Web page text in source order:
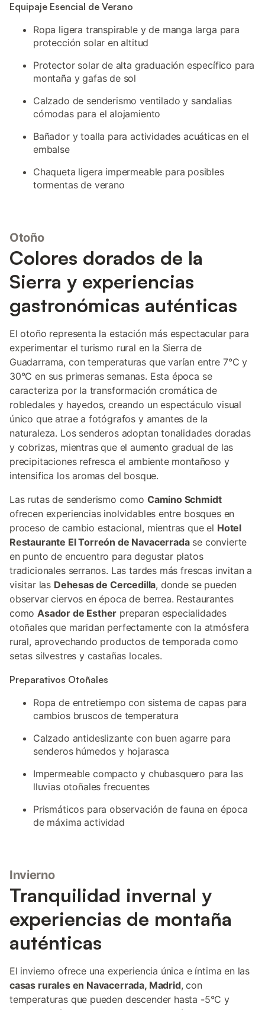
Equipaje Esencial de Verano
Ropa ligera transpirable y de manga larga para
protección solar en altitud
Protector solar de alta graduación específico para
montaña y gafas de sol
Calzado de senderismo ventilado y sandalias
cómodas para el alojamiento
Bañador y toalla para actividades acuáticas en el
embalse
Chaqueta ligera impermeable para posibles
tormentas de verano
Otoño
Colores dorados de la
Sierra y experiencias
gastronómicas auténticas
El otoño representa la estación más espectacular para
experimentar el turismo rural en la Sierra de
Guadarrama, con temperaturas que varían entre 7°C y
30°C en sus primeras semanas. Esta época se
caracteriza por la transformación cromática de
robledales y hayedos, creando un espectáculo visual
único que atrae a fotógrafos y amantes de la
naturaleza. Los senderos adoptan tonalidades doradas
y cobrizas, mientras que el aumento gradual de las
precipitaciones refresca el ambiente montañoso y
intensifica los aromas del bosque.
Las rutas de senderismo como Camino Schmidt
ofrecen experiencias inolvidables entre bosques en
proceso de cambio estacional, mientras que el Hotel
Restaurante El Torreón de Navacerradase convierte
en punto de encuentro para degustar platos
tradicionales serranos. Las tardes más frescas invitan a
visitar las Dehesas de Cercedilla, donde se pueden
observar ciervos en época de berrea. Restaurantes
comoAsador de Esther preparan especialidades
otoñales que maridan perfectamente con la atmósfera
rural, aprovechando productos de temporada como
setas silvestres y castañas locales.
Preparativos Otoñales
Ropa de entretiempo con sistema de capas para
cambios bruscos de temperatura
Calzado antideslizante con buen agarre para
senderos húmedos y hojarasca
Impermeable compacto y chubasquero para las
lluvias otoñales frecuentes
Prismáticos para observación de fauna en época
de máxima actividad
Invierno
Tranquilidad invernal y
experiencias de montaña
auténticas
El invierno ofrece una experiencia única e íntima en las
casas rurales en Navacerrada, Madrid, con
temperaturas que pueden descender hasta -5°C y